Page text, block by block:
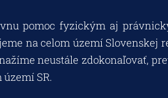
pomoc fyzickým aj
na celom území
neustále zdokonaľovať,
SR.